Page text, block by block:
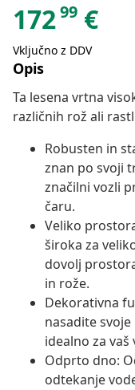
17299 €
Vključno z DDV
Opis
Ta lesena vrtna
različnih rož ali
Robusten in
znan po svoji
značilni vozli
čaru.
Veliko
široka za
dovolj
in rože.
Dekorativna
nasadite
idealno za
Odprto dno:
odtekanje